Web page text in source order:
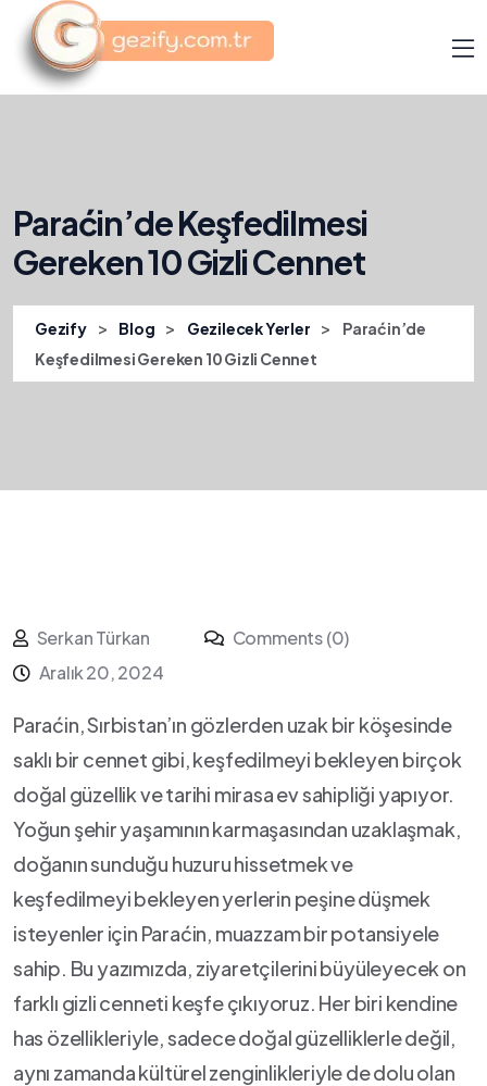
Paraćin’de Keşfedilmesi
Gereken 10 Gizli Cennet
Gezify > Blog > Gezilecek Yerler >
Paraćin’de
Keşfedilmesi Gereken 10 Gizli Cennet
Serkan Türkan
Comments (0)
Aralık 20, 2024
Paraćin, Sırbistan’ın gözlerden uzak bir köşesinde
saklı bir cennet gibi, keşfedilmeyi bekleyen birçok
doğal⁢ güzellik ve tarihi mirasa ev sahipliği yapıyor.
Yoğun ‍şehir⁢ yaşamının karmaşasından uzaklaşmak,
doğanın​ sunduğu huzuru hissetmek ve
⁢keşfedilmeyi bekleyen yerlerin peşine düşmek
isteyenler⁤ için Paraćin, muazzam bir potansiyele
sahip. Bu yazımızda, ziyaretçilerini⁣ büyüleyecek on
farklı gizli cenneti keşfe çıkıyoruz. Her biri kendine
⁣has özellikleriyle, sadece doğal güzelliklerle⁤ değil,
aynı zamanda kültürel ⁣zenginlikleriyle de dolu olan